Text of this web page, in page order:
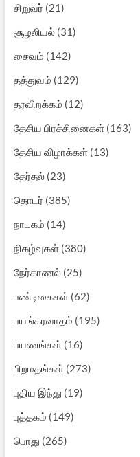
சிறுவர் (21)
சூழலியல்(31)
சைவம் (142)
தத்துவம் (129)
தரவிறக்கம் (12)
தேசிய பிரச்சினைகள்(163)
தேசிய விழாக்கள்(13)
தேர்தல்(23)
தொடர் (385)
நாடகம் (14)
நிகழ்வுகள்(380)
நேர்காணல்(25)
பண்டிகைகள்(62)
பயங்கரவாதம் (195)
பயணங்கள்(16)
பிறமதங்கள்(273)
புதிய இந்து (19)
புத்தகம் (149)
பொது (265)